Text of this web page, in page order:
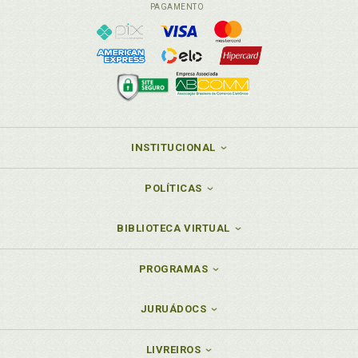
PAGAMENTO
INSTITUCIONAL
POLÍTICAS
BIBLIOTECA VIRTUAL
PROGRAMAS
JURUÁDOCS
LIVREIROS